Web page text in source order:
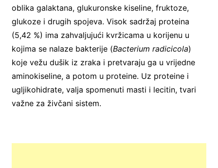
oblika galaktana, glukuronske kiseline, fruktoze,
glukoze i drugih spojeva. Visok sadržaj proteina
(5,42 %) ima zahvaljujući kvržicama u korijenu u
kojima se nalaze bakterije (Bacterium radicicola)
koje vežu dušik iz zraka i pretvaraju ga u vrijedne
aminokiseline, a potom u proteine. Uz proteine i
ugljikohidrate, valja spomenuti masti i lecitin, tvari
važne za živčani sistem.